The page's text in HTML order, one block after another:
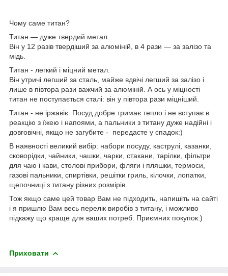
Чому саме титан?
Титан — дуже твердий метал.
Він у 12 разів твердіший за алюміній, в 4 рази — за залізо та
мідь.
Титан - легкий і міцний метал.
Він утричі легший за сталь, майже вдвічі легший за залізо і
лише в півтора рази важчий за алюміній. А ось у міцності
титан не поступається сталі: він у півтора рази міцніший.
Титан - не іржавіє. Посуд добре тримає тепло і не вступає в
реакцію з їжею і напоями, а пальники з титану дуже надійні і
довговічні, якщо не загубите - передасте у спадок:)
В наявності великий вибір: набори посуду, каструлі, казанки,
сковорідки, чайники, чашки, чарки, стакани, тарілки, фільтри
для чаю і кави, столові прибори, фляги і пляшки, термоси,
газові пальники, спиртівки, решітки гриль, кілочки, лопатки,
щепочниці з титану різних розмірів.
Тож якщо саме цей товар Вам не підходить, напишіть на сайті
і я пришлю Вам весь перелік виробів з титану, і можливо
підкажу що краще для ваших потреб. Приємних покупок:)
Приховати